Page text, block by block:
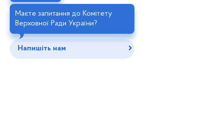
Маєте запитання до Комітету
Верховної Ради України?
Напишіть нам